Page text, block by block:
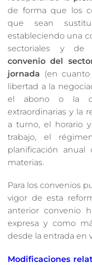
de forma que los
que sean
estableciendo una
sectoriales y de
convenio del
jornada (en
libertad a la
el abono o la
extraordinarias y la
a turno, el horario
trabajo, el
planificación anual
materias.
Para los convenios
vigor de esta
anterior convenio
expresa y como
desde la entrada en
Modificaciones